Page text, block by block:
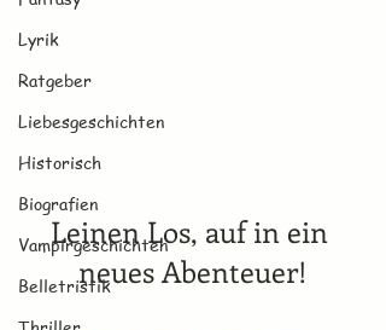
Lyrik
Ratgeber
Liebesgeschichten
Historisch
Biografien
Vampirgeschichten
Belletristik
Leinen Los, auf in ein
neues Abenteuer!